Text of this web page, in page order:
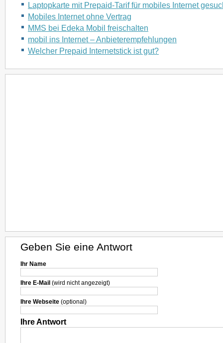
Laptopkarte mit Prepaid-Tarif für mobiles Internet
Mobiles Internet ohne Vertrag
MMS bei Edeka Mobil freischalten
mobil ins Internet – Anbieterempfehlungen
Welcher Prepaid Internetstick ist gut?
Geben Sie eine Antwort
Ihr Name
Ihre E-Mail (wird nicht angezeigt)
Ihre Webseite (optional)
Ihre Antwort